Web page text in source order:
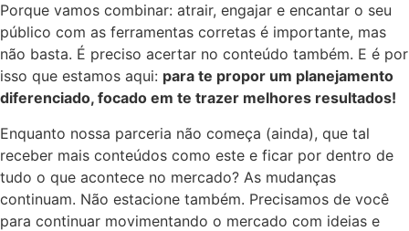
Porque vamos combinar: atrair, engajar e encantar o seu
público com as ferramentas corretas é importante, mas
não basta. É preciso acertar no conteúdo também. E é por
isso que estamos aqui: para te propor um planejamento
diferenciado, focado em te trazer melhores resultados!
Enquanto nossa parceria não começa (ainda), que tal
receber mais conteúdos como este e ficar por dentro de
tudo o que acontece no mercado? As mudanças
continuam. Não estacione também. Precisamos de você
para continuar movimentando o mercado com ideias e